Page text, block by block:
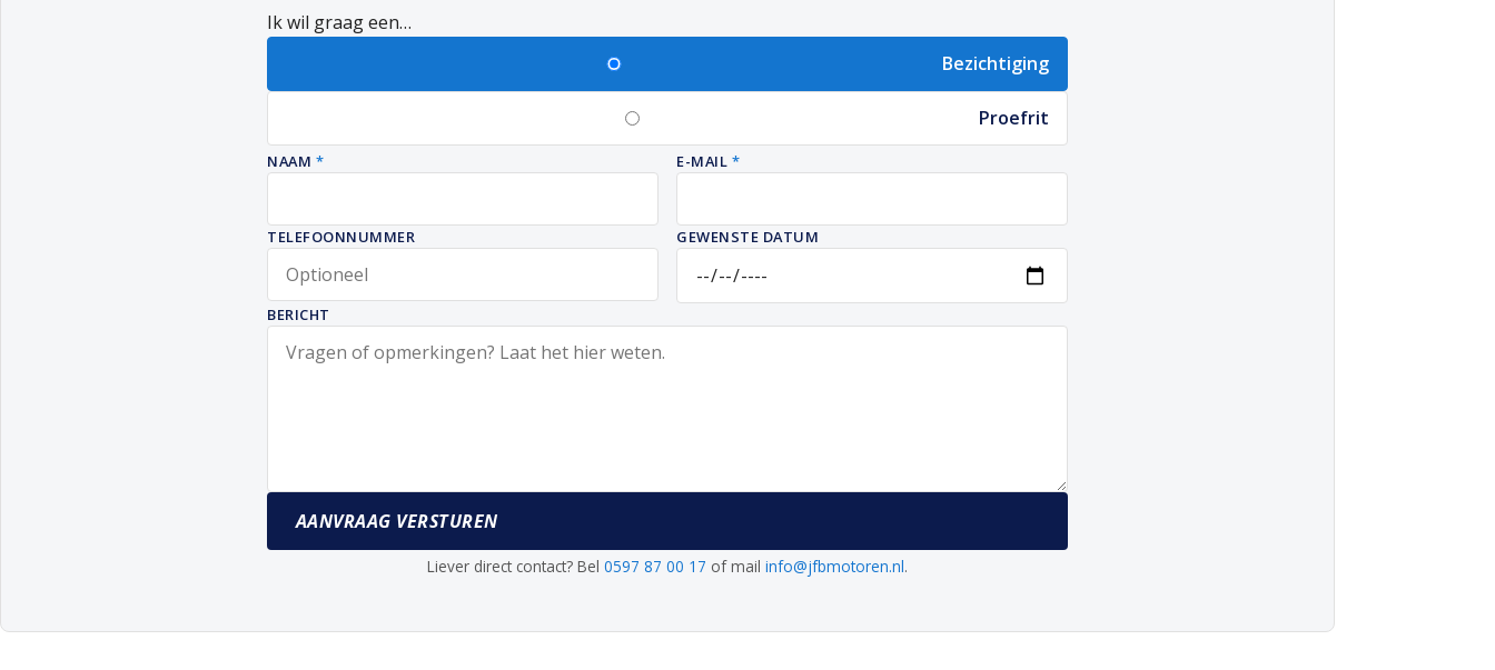
Bedrijf
Ik wil graag een…
Bezichtiging
Proefrit
NAAM * E-MAIL *
TELEFOONNUMMER GEWENSTE DATUM
BERICHT
AANVRAAG VERSTUREN
Liever direct contact? Bel 0597 87 00 17 of mail info@jfbmotoren.nl.